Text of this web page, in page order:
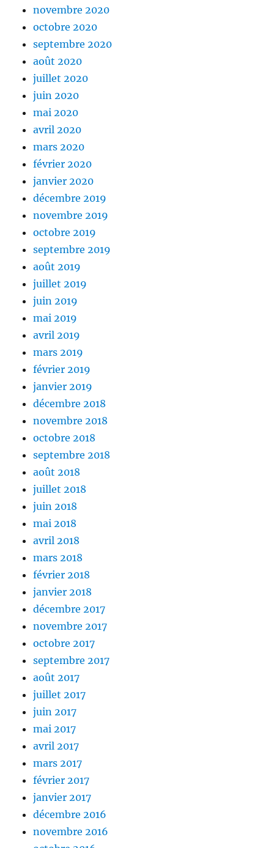
novembre 2020
octobre 2020
septembre 2020
août 2020
juillet 2020
juin 2020
mai 2020
avril 2020
mars 2020
février 2020
janvier 2020
décembre 2019
novembre 2019
octobre 2019
septembre 2019
août 2019
juillet 2019
juin 2019
mai 2019
avril 2019
mars 2019
février 2019
janvier 2019
décembre 2018
novembre 2018
octobre 2018
septembre 2018
août 2018
juillet 2018
juin 2018
mai 2018
avril 2018
mars 2018
février 2018
janvier 2018
décembre 2017
novembre 2017
octobre 2017
septembre 2017
août 2017
juillet 2017
juin 2017
mai 2017
avril 2017
mars 2017
février 2017
janvier 2017
décembre 2016
novembre 2016